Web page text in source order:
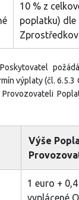
10 % z
poplatku) dle
výplaty (čl. 6.5.3
Výše
1 euro +
vyplácené